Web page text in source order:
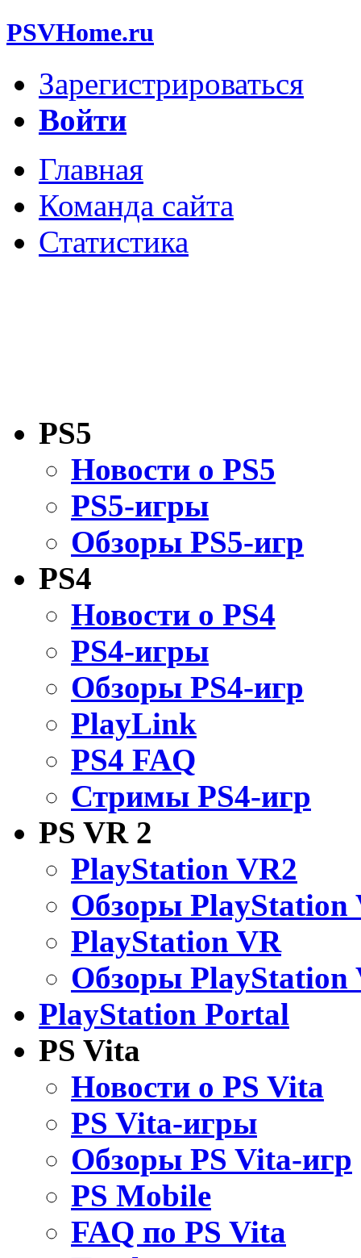
PSVHome.ru
Зарегистрироваться
Войти
Главная
Команда сайта
Статистика
PS5
Новости о PS5
PS5-игры
Обзоры PS5-игр
PS4
Новости о PS4
PS4-игры
Обзоры PS4-игр
PlayLink
PS4 FAQ
Стримы PS4-игр
PS VR 2
PlayStation VR2
Обзоры PlayStation
PlayStation VR
Обзоры PlayStation
PlayStation Portal
PS Vita
Новости о PS Vita
PS Vita-игры
Обзоры PS Vita-игр
PS Mobile
FAQ по PS Vita